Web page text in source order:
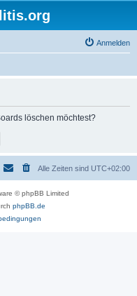
Anmelden
löschen möchtest?
Alle Zeiten sind UTC+02:00
© phpBB Limited
phpBB.de